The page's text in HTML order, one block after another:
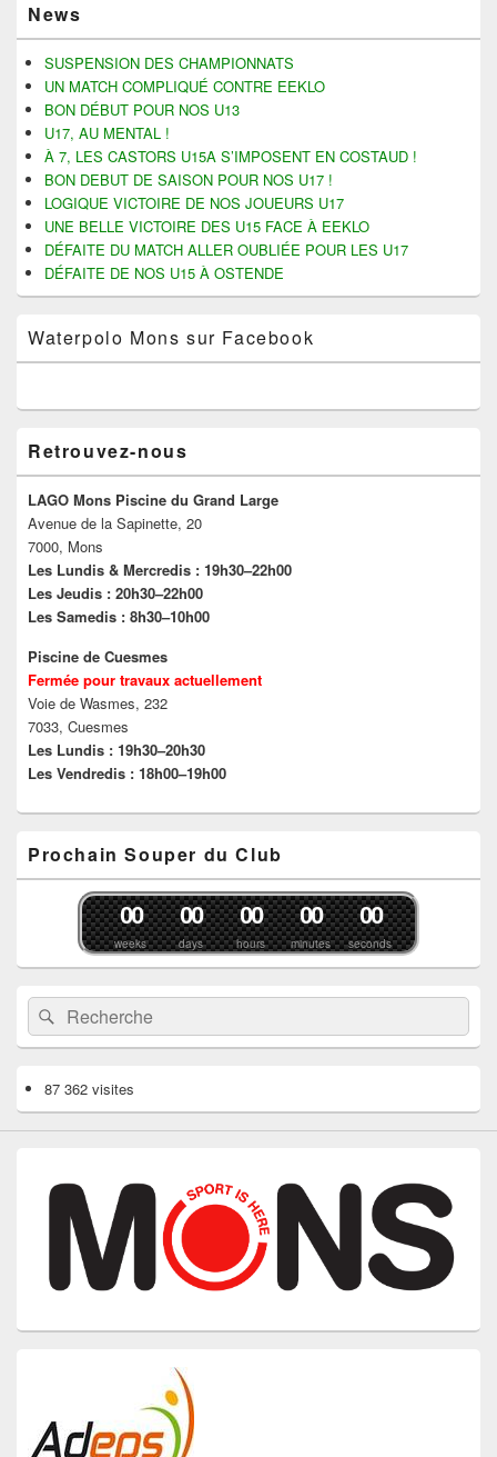
principale
de
widget
pour
barre
latérale
News
SUSPENSION DES CHAMPIONNATS
UN MATCH COMPLIQUÉ CONTRE EEKLO
BON DÉBUT POUR NOS U13
U17, AU MENTAL !
À 7, LES CASTORS U15A S’IMPOSENT EN COSTAUD !
BON DEBUT DE SAISON POUR NOS U17 !
LOGIQUE VICTOIRE DE NOS JOUEURS U17
UNE BELLE VICTOIRE DES U15 FACE À EEKLO
DÉFAITE DU MATCH ALLER OUBLIÉE POUR LES U17
DÉFAITE DE NOS U15 À OSTENDE
Waterpolo Mons sur Facebook
Retrouvez-nous
LAGO Mons Piscine du Grand Large
Avenue de la Sapinette, 20
7000, Mons
Les Lundis & Mercredis : 19h30–22h00
Les Jeudis : 20h30–22h00
Les Samedis : 8h30–10h00
Piscine de Cuesmes
Fermée pour travaux actuellement
Voie de Wasmes, 232
7033, Cuesmes
Les Lundis : 19h30–20h30
Les Vendredis : 18h00–19h00
Prochain Souper du Club
weeks
00
days
00
hours
00
minutes
00
seconds
00
Recherche :Rechercher
87 362 visites